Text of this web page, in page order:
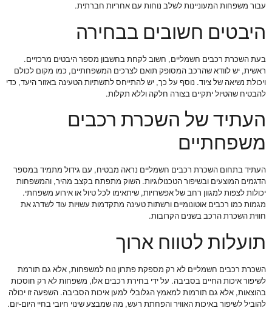
עבור משפחות המעוניינות לשלב נוחות עם אחריות חברתית.
היבטים חשובים בבחירה
בעת השכרת רכבים חשמליים, חשוב לקחת בחשבון מספר היבטים מרכזיים.
ראשית, יש לוודא שהרכב המסופק תואם לצרכים המשפחתיים, כמו מקום לכולם
ויכולת נשיאה של ציוד. נוסף על כך, יש להתייחס לתשתיות הטעינה באזור היעד, כדי
להבטיח שהטיול יתקיים בצורה חלקה וללא תקלות.
העתיד של השכרת רכבים
משפחתיים
העתיד בתחום השכרת רכבים חשמליים נראה מבטיח, עם גידול מתמיד במספר
הדגמים המוצעים ובשיפור הטכנולוגיות. השוק מתפתח בקצב מהיר, והמשפחות
יכולות לצפות למגוון רחב של אפשרויות, שיתאימו לכל טיול או אירוע משפחתי.
מגמות כמו רכבים אוטונומיים ורשתות טעינה מתקדמות עשויות עוד לשדרג את
חווית השכרת הרכב בשנים הקרובות.
תועלות לטווח ארוך
השכרת רכבים חשמליים לא רק מספקת פתרון נוח למשפחות, אלא גם תורמת
לשיפור איכות החיים בסביבה. על ידי בחירת רכבים אלו, משפחות לא רק חוסכות
בהוצאות, אלא גם תורמות למאמץ הגלובלי למען איכות הסביבה. השפעה זו יכולה
להוביל לשיפור באיכות האוויר והפחתת רעש, מה שמבצע שינוי חיובי בחיי היום-יום.